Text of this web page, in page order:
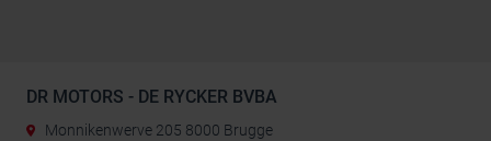
DR MOTORS - DE RYCKER BVBA
Monnikenwerve 205 8000 Brugge